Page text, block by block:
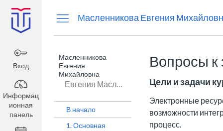
панель
Вход
Информац
ионная
панель
Масленникова Евгения
Масленникова
Евгения
Михайловна
Евгения Масленникова
В начало
1. Основная
Вопросы к
Цели и задачи
Электронные
возможности
процесс.